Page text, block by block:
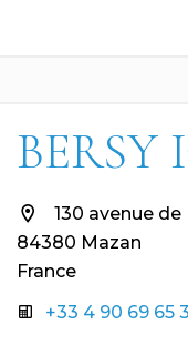
130 avenue
84380 Mazan
France
+33 4 90 69 65